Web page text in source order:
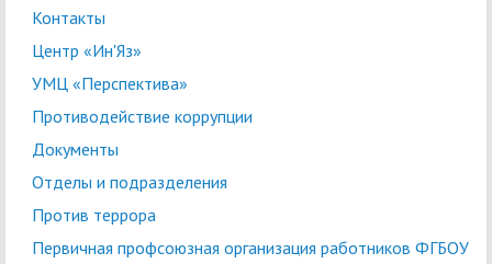
Контакты
Центр «Ин'Яз»
УМЦ «Перспектива»
Противодействие коррупции
Документы
Отделы и подразделения
Против террора
Первичная профсоюзная организация работников ФГБОУ